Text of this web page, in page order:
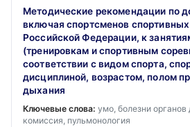
Методические рекомендации по
включая спортсменов
Российской Федерации, к
(тренировкам и спортивным
соответствии с видом спорта,
дисциплиной, возрастом, полом
дыхания
Ключевые слова: умо, болезни
комиссия, пульмонология